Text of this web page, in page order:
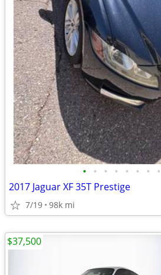
• • • • • • • •
2017 Jaguar XF 35T Prestige
7/19 98k mi
$37,500